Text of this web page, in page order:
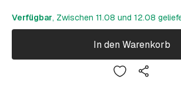
Verfügbar, Zwischen 11.08 und 12.08
In den Warenkorb